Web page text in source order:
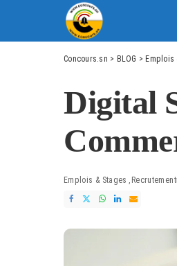
Concours.sn > BLOG > Emplois
Digital
Emplois & Stages Recrutement